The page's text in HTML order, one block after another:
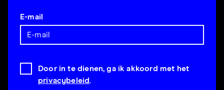
E-mail
Door in te dienen, ga ik akkoord met het
privacybeleid.